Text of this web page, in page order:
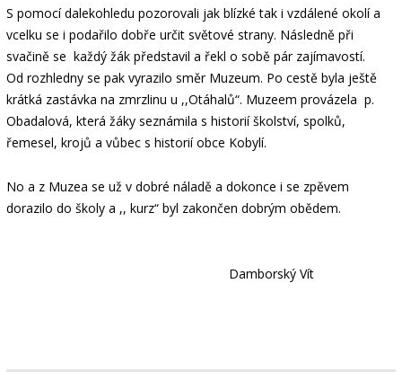
S pomocí dalekohledu pozorovali jak blízké tak i vzdálené okolí a
vcelku se i podařilo dobře určit světové strany. Následně při
svačině se každý žák představil a řekl o sobě pár zajímavostí.
Od rozhledny se pak vyrazilo směr Muzeum. Po cestě byla ještě
krátká zastávka na zmrzlinu u ,,Otáhalů“. Muzeem provázela p.
Obadalová, která žáky seznámila s historií školství, spolků,
řemesel, krojů a vůbec s historií obce Kobylí.
No a z Muzea se už v dobré náladě a dokonce i se zpěvem
dorazilo do školy a ,, kurz“ byl zakončen dobrým obědem.
Damborský Vít